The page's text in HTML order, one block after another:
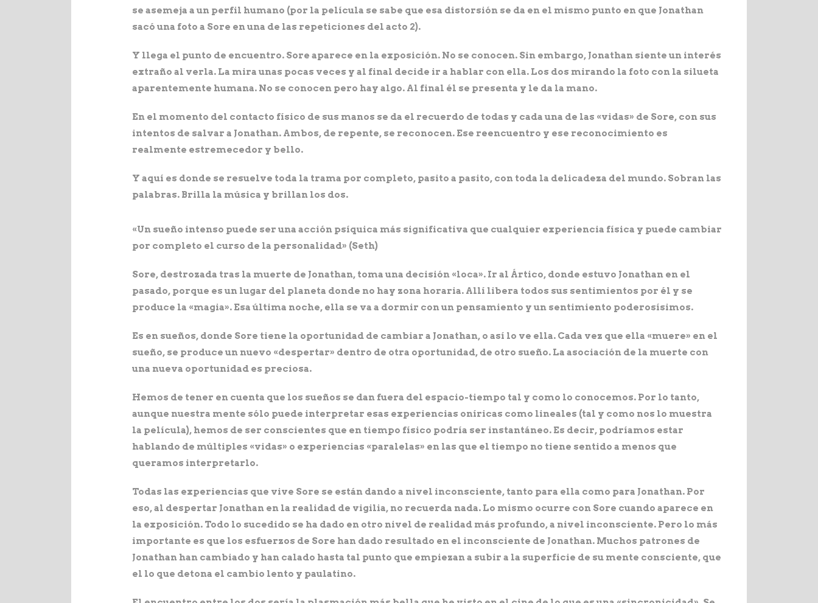
se asemeja a un perfil humano (por la película se sabe que esa distorsión se da en el mismo punto en que Jonathan
sacó una foto a Sore en una de las repeticiones del acto 2).
Y llega el punto de encuentro. Sore aparece en la exposición. No se conocen. Sin embargo, Jonathan siente un interés
extraño al verla. La mira unas pocas veces y al final decide ir a hablar con ella. Los dos mirando la foto con la silueta
aparentemente humana. No se conocen pero hay algo. Al final él se presenta y le da la mano.
En el momento del contacto físico de sus manos se da el recuerdo de todas y cada una de las «vidas» de Sore, con sus
intentos de salvar a Jonathan. Ambos, de repente, se reconocen. Ese reencuentro y ese reconocimiento es
realmente estremecedor y bello.
Y aquí es donde se resuelve toda la trama por completo, pasito a pasito, con toda la delicadeza del mundo. Sobran las
palabras. Brilla la música y brillan los dos.
«Un sueño intenso puede ser una acción psíquica más significativa que cualquier experiencia física y puede cambiar
por completo el curso de la personalidad» (Seth)
Sore, destrozada tras la muerte de Jonathan, toma una decisión «loca». Ir al Ártico, donde estuvo Jonathan en el
pasado, porque es un lugar del planeta donde no hay zona horaria. Allí libera todos sus sentimientos por él y se
produce la «magia». Esa última noche, ella se va a dormir con un pensamiento y un sentimiento poderosísimos.
Es en sueños, donde Sore tiene la oportunidad de cambiar a Jonathan, o así lo ve ella. Cada vez que ella «muere» en el
sueño, se produce un nuevo «despertar» dentro de otra oportunidad, de otro sueño. La asociación de la muerte con
una nueva oportunidad es preciosa.
Hemos de tener en cuenta que los sueños se dan fuera del espacio-tiempo tal y como lo conocemos. Por lo tanto,
aunque nuestra mente sólo puede interpretar esas experiencias oníricas como lineales (tal y como nos lo muestra
la película), hemos de ser conscientes que en tiempo físico podría ser instantáneo. Es decir, podríamos estar
hablando de múltiples «vidas» o experiencias «paralelas» en las que el tiempo no tiene sentido a menos que
queramos interpretarlo.
Todas las experiencias que vive Sore se están dando a nivel inconsciente, tanto para ella como para Jonathan. Por
eso, al despertar Jonathan en la realidad de vigilia, no recuerda nada. Lo mismo ocurre con Sore cuando aparece en
la exposición. Todo lo sucedido se ha dado en otro nivel de realidad más profundo, a nivel inconsciente. Pero lo más
importante es que los esfuerzos de Sore han dado resultado en el inconsciente de Jonathan. Muchos patrones de
Jonathan han cambiado y han calado hasta tal punto que empiezan a subir a la superficie de su mente consciente, que
el lo que detona el cambio lento y paulatino.